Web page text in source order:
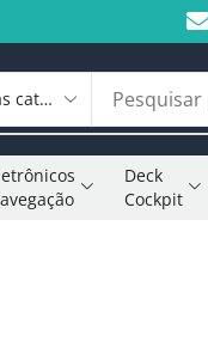
Deck
Cockpit